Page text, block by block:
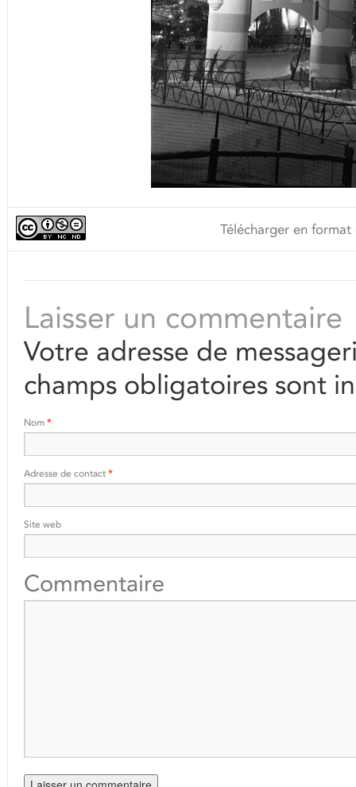
Télécharger en
Laisser un commentaire
Votre adresse de
champs obligatoires sont
Nom *
Adresse de contact *
Site web
Commentaire